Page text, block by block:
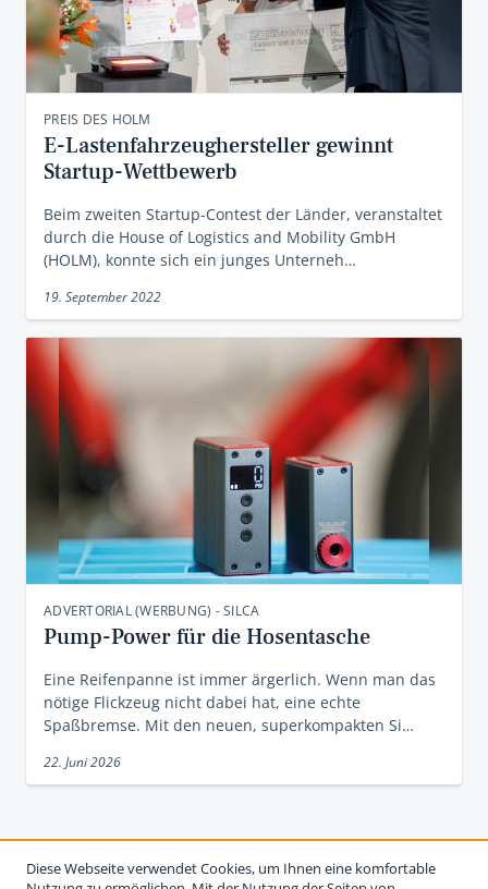
PREIS DES HOLM
E-Lastenfahrzeughersteller gewinnt
Startup-Wettbewerb
Beim zweiten Startup-Contest der Länder, veranstaltet
durch die House of Logistics and Mobility GmbH
(HOLM), konnte sich ein junges Unterneh…
19. September 2022
ADVERTORIAL (WERBUNG) - SILCA
Pump-Power für die Hosentasche
Eine Reifenpanne ist immer ärgerlich. Wenn man das
nötige Flickzeug nicht dabei hat, eine echte
Spaßbremse. Mit den neuen, superkompakten Si…
22. Juni 2026
Diese Webseite verwendet Cookies, um Ihnen eine komfortable